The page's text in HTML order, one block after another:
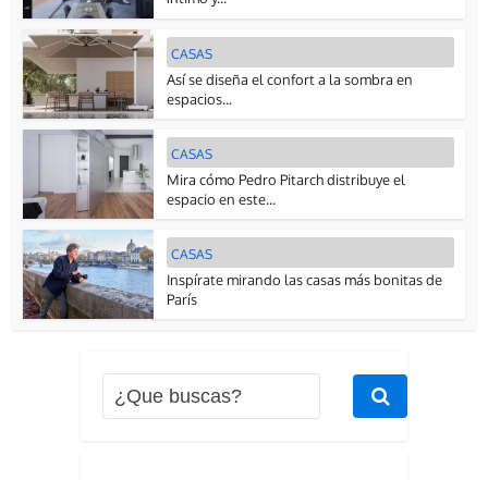
CASAS
Así se diseña el confort a la sombra en
espacios...
CASAS
Mira cómo Pedro Pitarch distribuye el
espacio en este...
CASAS
Inspírate mirando las casas más bonitas de
París